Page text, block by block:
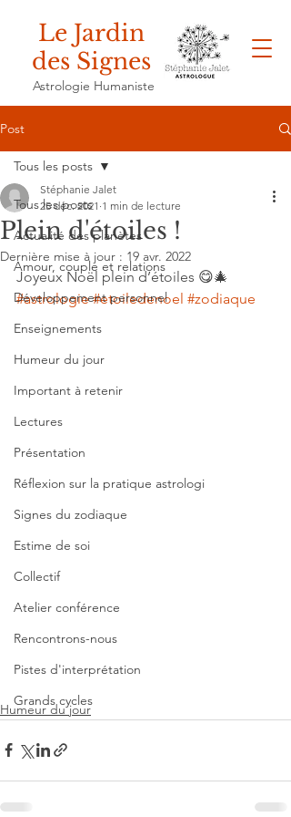
Le Jardin
des Signes
Astrologie Humaniste
Post
Tous les posts
Actualité des planètes
Amour, couple et relations
Développement personnel
Enseignements
Humeur du jour
Important à retenir
Lectures
Présentation
Réflexion sur la pratique astrologi
Signes du zodiaque
Estime de soi
Collectif
Atelier conférence
Rencontrons-nous
Pistes d'interprétation
Grands cycles
Tous les posts
Plein d'étoiles !
Stéphanie Jalet
25 déc. 2021 1 min de lecture
Dernière mise à jour : 19 avr. 2022
Joyeux Noël plein d’étoiles 😋🎄
#astrologie #etoiledenoel #zodiaque
Humeur du jour